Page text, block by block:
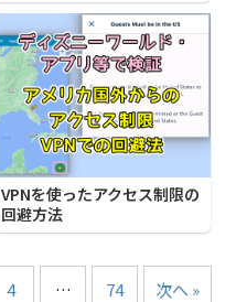
VPNを使ったアクセス制限の
回避方法
4 … 74 次へ »